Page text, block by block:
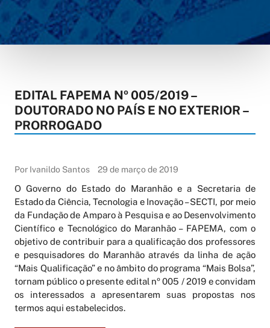
EDITAL FAPEMA Nº 005/2019 –
DOUTORADO NO PAÍS E NO EXTERIOR –
PRORROGADO
Por Ivanildo Santos 29 de março de 2019
O Governo do Estado do Maranhão e a Secretaria de
Estado da Ciência, Tecnologia e Inovação – SECTI, por meio
da Fundação de Amparo à Pesquisa e ao Desenvolvimento
Científico e Tecnológico do Maranhão – FAPEMA, com o
objetivo de contribuir para a qualificação dos professores
e pesquisadores do Maranhão através da linha de ação
“Mais Qualificação” e no âmbito do programa “Mais Bolsa”,
tornam público o presente edital nº 005 / 2019 e convidam
os interessados a apresentarem suas propostas nos
termos aqui estabelecidos.